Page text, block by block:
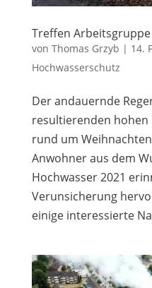
Treffen
von Thomas Grzyb | 14.
Hochwasserschutz
Der andauernde
resultierenden hohen
rund um
Anwohner aus dem
Hochwasser 2021
Verunsicherung
einige interessierte